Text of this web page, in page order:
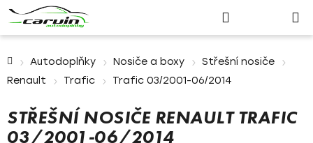
Přihlášení
košík
Autodoplňky Nosiče a boxy
Střešní nosiče
Renault
Trafic Trafic 03/2001-06/2014
STŘEŠNÍ NOSIČE RENAULT TRAFIC
03/2001-06/2014